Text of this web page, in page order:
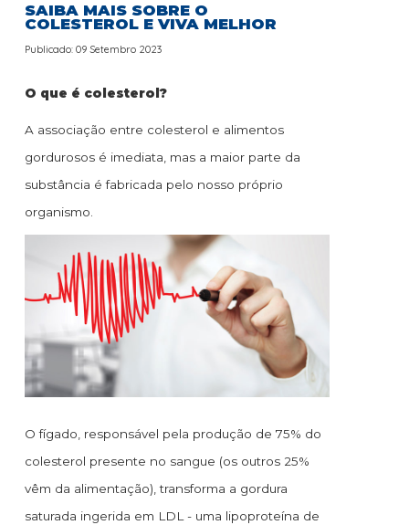
SAIBA MAIS SOBRE O
COLESTEROL E VIVA MELHOR
Publicado: 09 Setembro 2023
O que é colesterol?
A associação entre colesterol e alimentos
gordurosos é imediata, mas a maior parte da
substância é fabricada pelo nosso próprio
organismo.
O fígado, responsável pela produção de 75% do
colesterol presente no sangue (os outros 25%
vêm da alimentação), transforma a gordura
saturada ingerida em LDL - uma lipoproteína de